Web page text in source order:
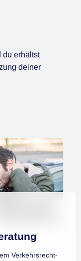
du erhältst
deiner
Verkehrsrecht-